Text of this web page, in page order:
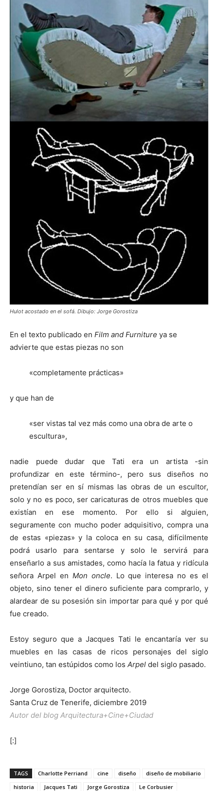
Hulot acostado en el sofá. Dibujo: Jorge Gorostiza
En el texto publicado en Film and Furniture ya se
advierte que estas piezas no son
«completamente prácticas»
y que han de
«ser vistas tal vez más como una obra de arte o
escultura»,
nadie puede dudar que Tati era un artista -sin
profundizar en este término-, pero sus diseños no
pretendían ser en sí mismas las obras de un escultor,
solo y no es poco, ser caricaturas de otros muebles que
existían en ese momento. Por ello si alguien,
seguramente con mucho poder adquisitivo, compra una
de estas «piezas» y la coloca en su casa, difícilmente
podrá usarlo para sentarse y solo le servirá para
enseñarlo a sus amistades, como hacía la fatua y ridícula
señora Arpel en Mon oncle. Lo que interesa no es el
objeto, sino tener el dinero suficiente para comprarlo, y
alardear de su posesión sin importar para qué y por qué
fue creado.
Estoy seguro que a Jacques Tati le encantaría ver su
muebles en las casas de ricos personajes del siglo
veintiuno, tan estúpidos como los Arpel del siglo pasado.
Jorge Gorostiza, Doctor arquitecto.
Santa Cruz de Tenerife, diciembre 2019
Autor del blog Arquitectura+Cine+Ciudad
[:]
TAGS Charlotte Perriand cine diseño
diseño de mobiliario
historia
Jacques Tati Jorge Gorostiza Le Corbusier